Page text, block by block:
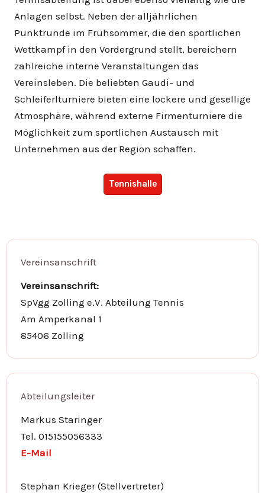
Anlagen selbst. Neben der alljährlichen
Punktrunde im Frühsommer, die den sportlichen
Wettkampf in den Vordergrund stellt, bereichern
zahlreiche interne Veranstaltungen das
Vereinsleben. Die beliebten Gaudi- und
Schleiferlturniere bieten eine lockere und gesellige
Atmosphäre, während externe Firmenturniere die
Möglichkeit zum sportlichen Austausch mit
Unternehmen aus der Region schaffen.
Tennishalle
Vereinsanschrift
Vereinsanschrift:
SpVgg Zolling e.V. Abteilung Tennis
Am Amperkanal 1
85406 Zolling
Abteilungsleiter
Markus Staringer
Tel. 015155056333
E-Mail
Stephan Krieger (Stellvertreter)